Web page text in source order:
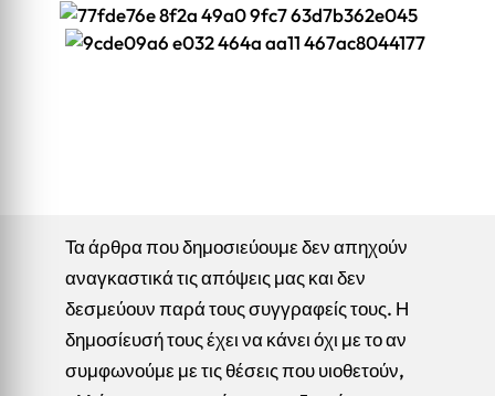
Τα άρθρα που δημοσιεύουμε δεν απηχούν
αναγκαστικά τις απόψεις μας και δεν
δεσμεύουν παρά τους συγγραφείς τους. Η
δημοσίευσή τους έχει να κάνει όχι με το αν
συμφωνούμε με τις θέσεις που υιοθετούν,